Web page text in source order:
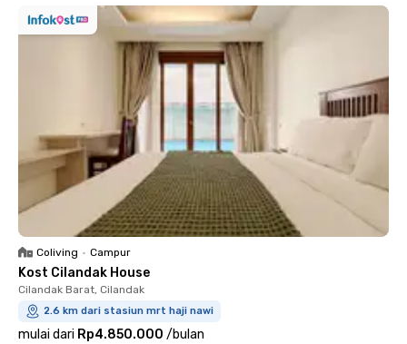
Coliving • Campur
Kost Cilandak House
Cilandak Barat, Cilandak
2.6 km dari stasiun mrt haji nawi
mulai dari Rp4.850.000 /bulan